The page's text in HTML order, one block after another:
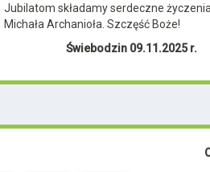
Jubilatom składamy serdeczne
Michała Archanioła. Szczęść Boże!
Świebodzin 09.11.2025 r.